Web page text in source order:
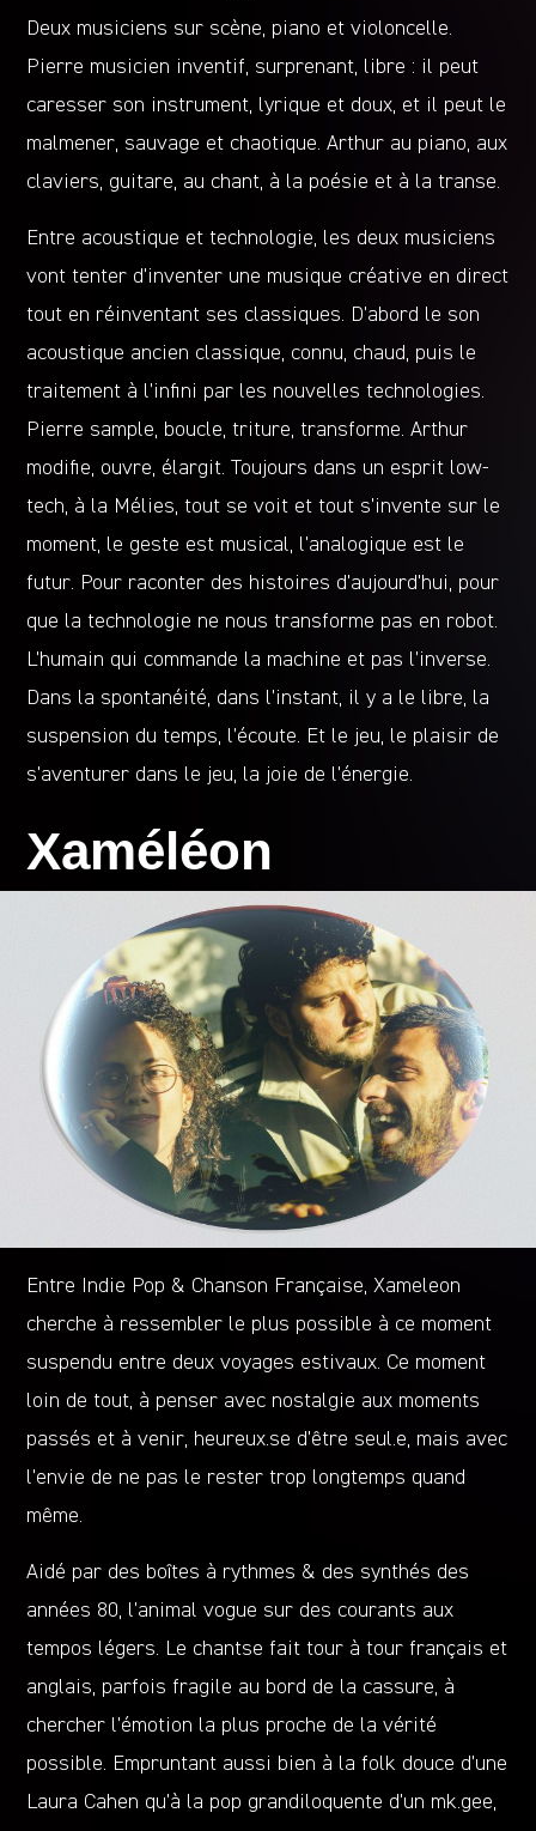
Deux musiciens sur scène, piano et violoncelle.
Pierre musicien inventif, surprenant, libre : il peut
caresser son instrument, lyrique et doux, et il peut le
malmener, sauvage et chaotique. Arthur au piano, aux
claviers, guitare, au chant, à la poésie et à la transe.
Entre acoustique et technologie, les deux musiciens
vont tenter d’inventer une musique créative en direct
tout en réinventant ses classiques. D’abord le son
acoustique ancien classique, connu, chaud, puis le
traitement à l’infini par les nouvelles technologies.
Pierre sample, boucle, triture, transforme. Arthur
modifie, ouvre, élargit. Toujours dans un esprit low-
tech, à la Mélies, tout se voit et tout s’invente sur le
moment, le geste est musical, l’analogique est le
futur. Pour raconter des histoires d’aujourd’hui, pour
que la technologie ne nous transforme pas en robot.
L’humain qui commande la machine et pas l’inverse.
Dans la spontanéité, dans l’instant, il y a le libre, la
suspension du temps, l’écoute. Et le jeu, le plaisir de
s’aventurer dans le jeu, la joie de l’énergie.
Xaméléon
Entre Indie Pop & Chanson Française, Xameleon
cherche à ressembler le plus possible à ce moment
suspendu entre deux voyages estivaux. Ce moment
loin de tout, à penser avec nostalgie aux moments
passés et à venir, heureux.se d’être seul.e, mais avec
l’envie de ne pas le rester trop longtemps quand
même.
Aidé par des boîtes à rythmes & des synthés des
années 80, l’animal vogue sur des courants aux
tempos légers. Le chantse fait tour à tour français et
anglais, parfois fragile au bord de la cassure, à
chercher l’émotion la plus proche de la vérité
possible. Empruntant aussi bien à la folk douce d’une
Laura Cahen qu’à la pop grandiloquente d’un mk.gee,